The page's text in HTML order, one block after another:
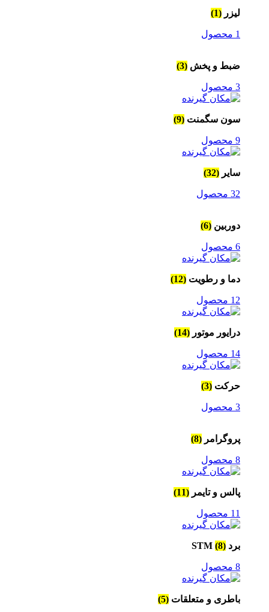
لیزر (1)
1 محصول
ضبط و پخش (3)
3 محصول
سون سگمنت (9)
9 محصول
سایر (32)
32 محصول
دوربین (6)
6 محصول
دما و رطویت (12)
12 محصول
درایور موتور (14)
14 محصول
حرکت (3)
3 محصول
پروگرامر (8)
8 محصول
پالس و تایمر (11)
11 محصول
برد STM (8)
8 محصول
باطری و متعلقات (5)